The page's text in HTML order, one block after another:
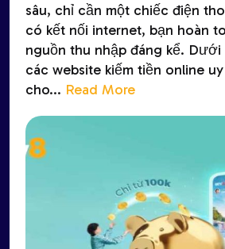
sâu, chỉ cần một chiếc điện
có kết nối internet, bạn hoàn
nguồn thu nhập đáng kể. Dưới
các website kiếm tiền online
cho... Read More